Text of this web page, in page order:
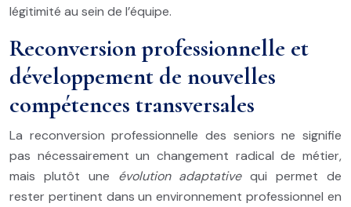
légitimité au sein de l’équipe.
Reconversion professionnelle et
développement de nouvelles
compétences transversales
La reconversion professionnelle des seniors ne signifie
pas nécessairement un changement radical de métier,
mais plutôt une évolution adaptativequi permet de
rester pertinent dans un environnement professionnel en